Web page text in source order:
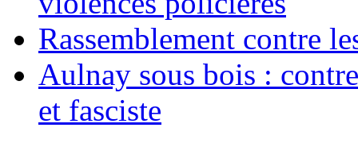
Rassemblement contre
Aulnay sous bois :
et fasciste